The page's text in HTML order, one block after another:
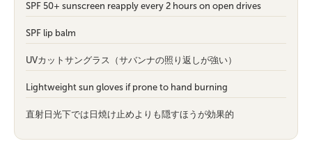
SPF 50+ sunscreen reapply every 2 hours on open drives
SPF lip balm
UVカットサングラス（サバンナの照り返しが強い）
Lightweight sun gloves if prone to hand burning
直射日光下では日焼け止めよりも隠すほうが効果的